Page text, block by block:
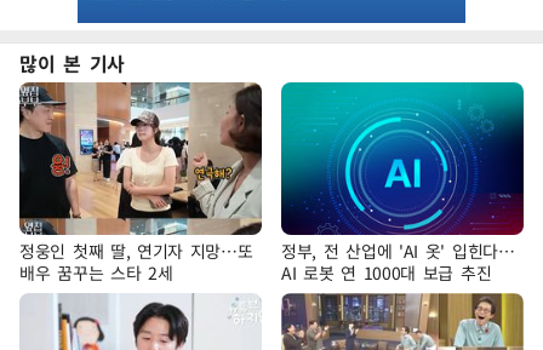
많이 본 기사
정웅인 첫째 딸, 연기자 지망…또
배우 꿈꾸는 스타 2세
정부, 전 산업에 'AI 옷' 입힌다…
AI 로봇 연 1000대 보급 추진